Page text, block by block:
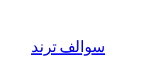
المحتوى
سوالف ترند